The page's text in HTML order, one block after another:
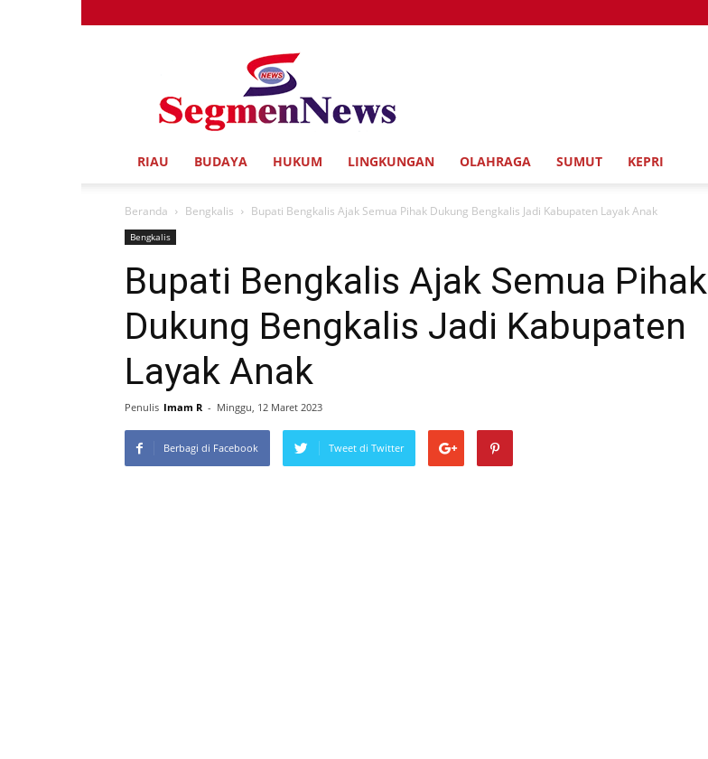
RIAU BUDAYA HUKUM LINGKUNGAN OLAHRAGA SUMUT KEPRI
Beranda Bengkalis Bupati Bengkalis Ajak Semua Pihak Dukung Bengkalis Jadi Kabupaten Layak Anak
Bengkalis
Bupati Bengkalis Ajak Semua Pihak
Dukung Bengkalis Jadi Kabupaten
Layak Anak
Penulis Imam R - Minggu, 12 Maret 2023
Berbagi di Facebook Tweet di Twitter